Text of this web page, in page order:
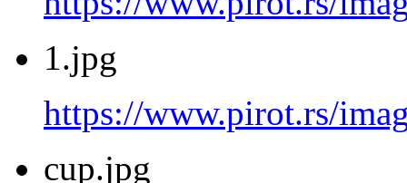
1.jpg
https://www.pirot.rs/
cup.jpg